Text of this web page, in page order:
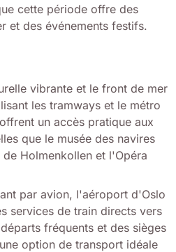
cette période offre des
et des événements festifs.
vibrante et le front de mer
les tramways et le métro
un accès pratique aux
que le musée des navires
Holmenkollen et l'Opéra
par avion, l'aéroport d'Oslo
services de train directs vers
fréquents et des sièges
option de transport idéale